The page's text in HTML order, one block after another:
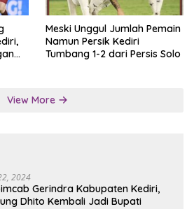
Meski Unggul Jumlah Pemain
Namun Persik Kediri
Tumbang 1-2 dari Persis Solo
View More
2024
Gerindra Kabupaten Kediri,
Dhito Kembali Jadi Bupati